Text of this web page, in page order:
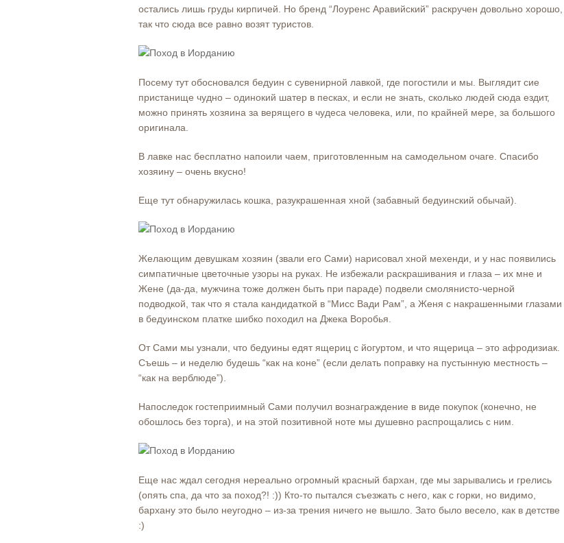
остались лишь груды кирпичей. Но бренд “Лоуренс Аравийский” раскручен довольно хорошо,
так что сюда все равно возят туристов.
Посему тут обосновался бедуин с сувенирной лавкой, где погостили и мы. Выглядит сие
пристанище чудно – одинокий шатер в песках, и если не знать, сколько людей сюда ездит,
можно принять хозяина за верящего в чудеса человека, или, по крайней мере, за большого
оригинала.
В лавке нас бесплатно напоили чаем, приготовленным на самодельном очаге. Спасибо
хозяину – очень вкусно!
Еще тут обнаружилась кошка, разукрашенная хной (забавный бедуинский обычай).
Желающим девушкам хозяин (звали его Сами) нарисовал хной мехенди, и у нас появились
симпатичные цветочные узоры на руках. Не избежали раскрашивания и глаза – их мне и
Жене (да-да, мужчина тоже должен быть при параде) подвели смолянисто-черной
подводкой, так что я стала кандидаткой в “Мисс Вади Рам”, а Женя с накрашенными глазами
в бедуинском платке шибко походил на Джека Воробья.
От Сами мы узнали, что бедуины едят ящериц с йогуртом, и что ящерица – это афродизиак.
Съешь – и неделю будешь “как на коне” (если делать поправку на пустынную местность –
“как на верблюде”).
Напоследок гостеприимный Сами получил вознаграждение в виде покупок (конечно, не
обошлось без торга), и на этой позитивной ноте мы душевно распрощались с ним.
Еще нас ждал сегодня нереально огромный красный бархан, где мы зарывались и грелись
(опять спа, да что за поход?! :)) Кто-то пытался съезжать с него, как с горки, но видимо,
бархану это было неугодно – из-за трения ничего не вышло. Зато было весело, как в детстве
:)